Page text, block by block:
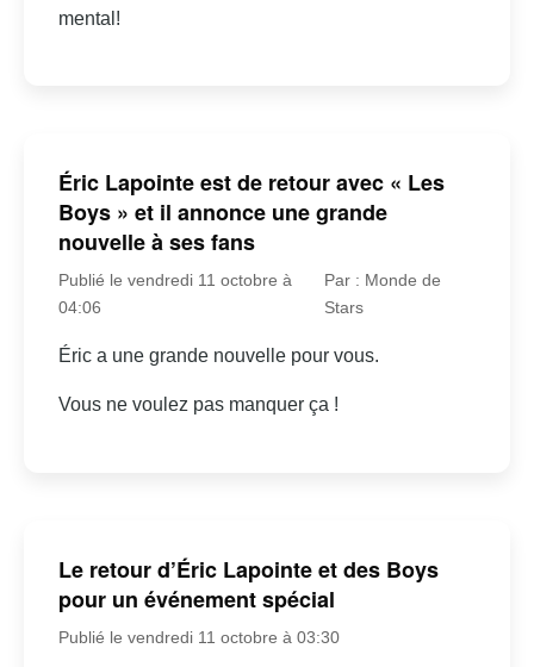
mental!
Éric Lapointe est de retour avec « Les
Boys » et il annonce une grande
nouvelle à ses fans
Publié le vendredi 11 octobre à
04:06
Par : Monde de
Stars
Éric a une grande nouvelle pour vous.
Vous ne voulez pas manquer ça !
Le retour d’Éric Lapointe et des Boys
pour un événement spécial
Publié le vendredi 11 octobre à 03:30